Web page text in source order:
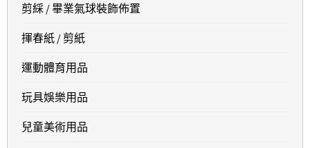
剪綵 / 畢業氣球裝飾佈置
揮春紙 / 剪紙
運動體育用品
玩具娛樂用品
兒童美術用品